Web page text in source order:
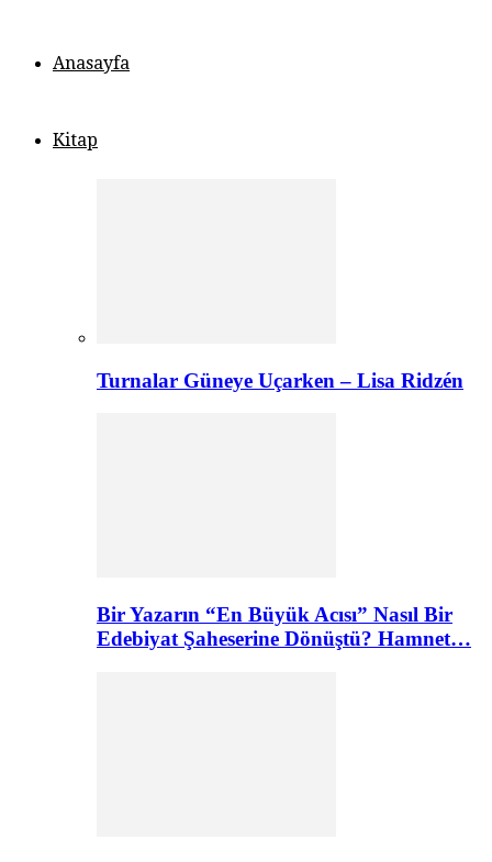
Anasayfa
Kitap
Turnalar Güneye Uçarken – Lisa Ridzén
Bir Yazarın “En Büyük Acısı” Nasıl Bir
Edebiyat Şaheserine Dönüştü? Hamnet…